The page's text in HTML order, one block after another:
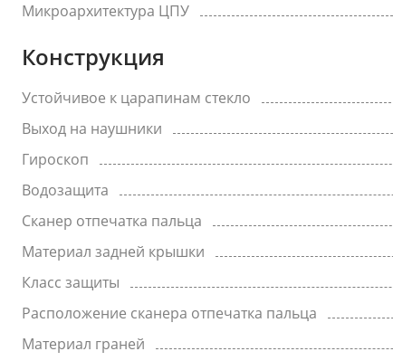
Микроархитектура ЦПУ
Конструкция
Устойчивое к царапинам стекло
Выход на наушники
Гироскоп
Водозащита
Сканер отпечатка пальца
Материал задней крышки
Класс защиты
Расположение сканера отпечатка пальца
Материал граней